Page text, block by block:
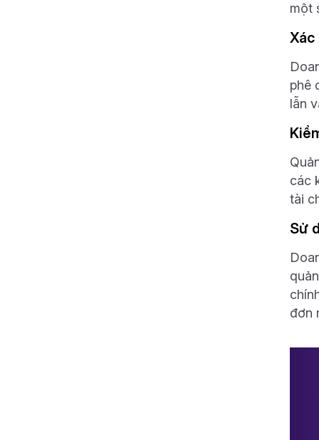
một
phê
lẫn
các
tài
Sử
đơn